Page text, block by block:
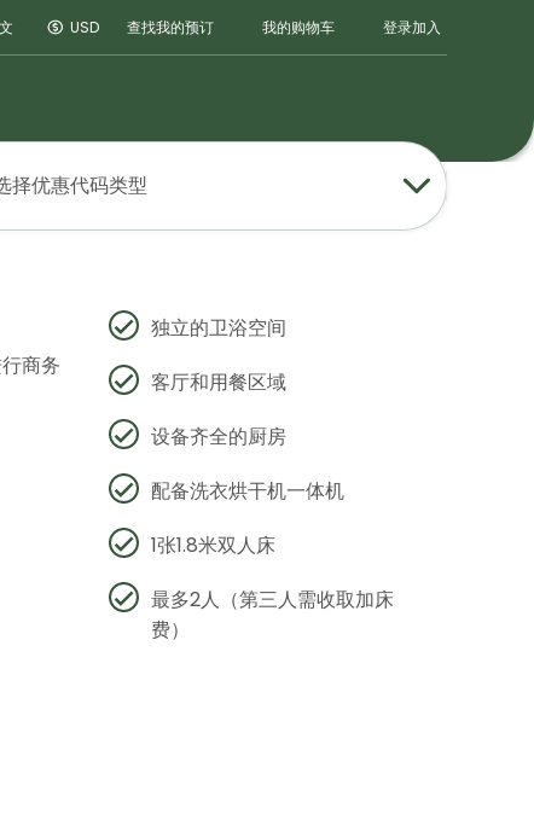
USD 查找我的预订 我的购物车 登录加入
择优惠代码类型
商务
独立的卫浴空间
客厅和用餐区域
设备齐全的厨房
配备洗衣烘干机一体机
1张1.8米双人床
最多2人（第三人需收取加床
费）